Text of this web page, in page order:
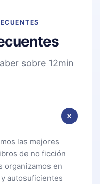
sobre 12min
las mejores
de no ficción
organizamos en
autosuficientes